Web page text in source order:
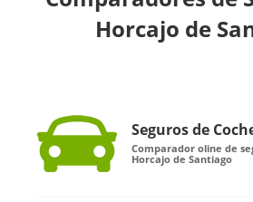
Horcajo de
Seguros de
Comparador oline de
Horcajo de Santiago